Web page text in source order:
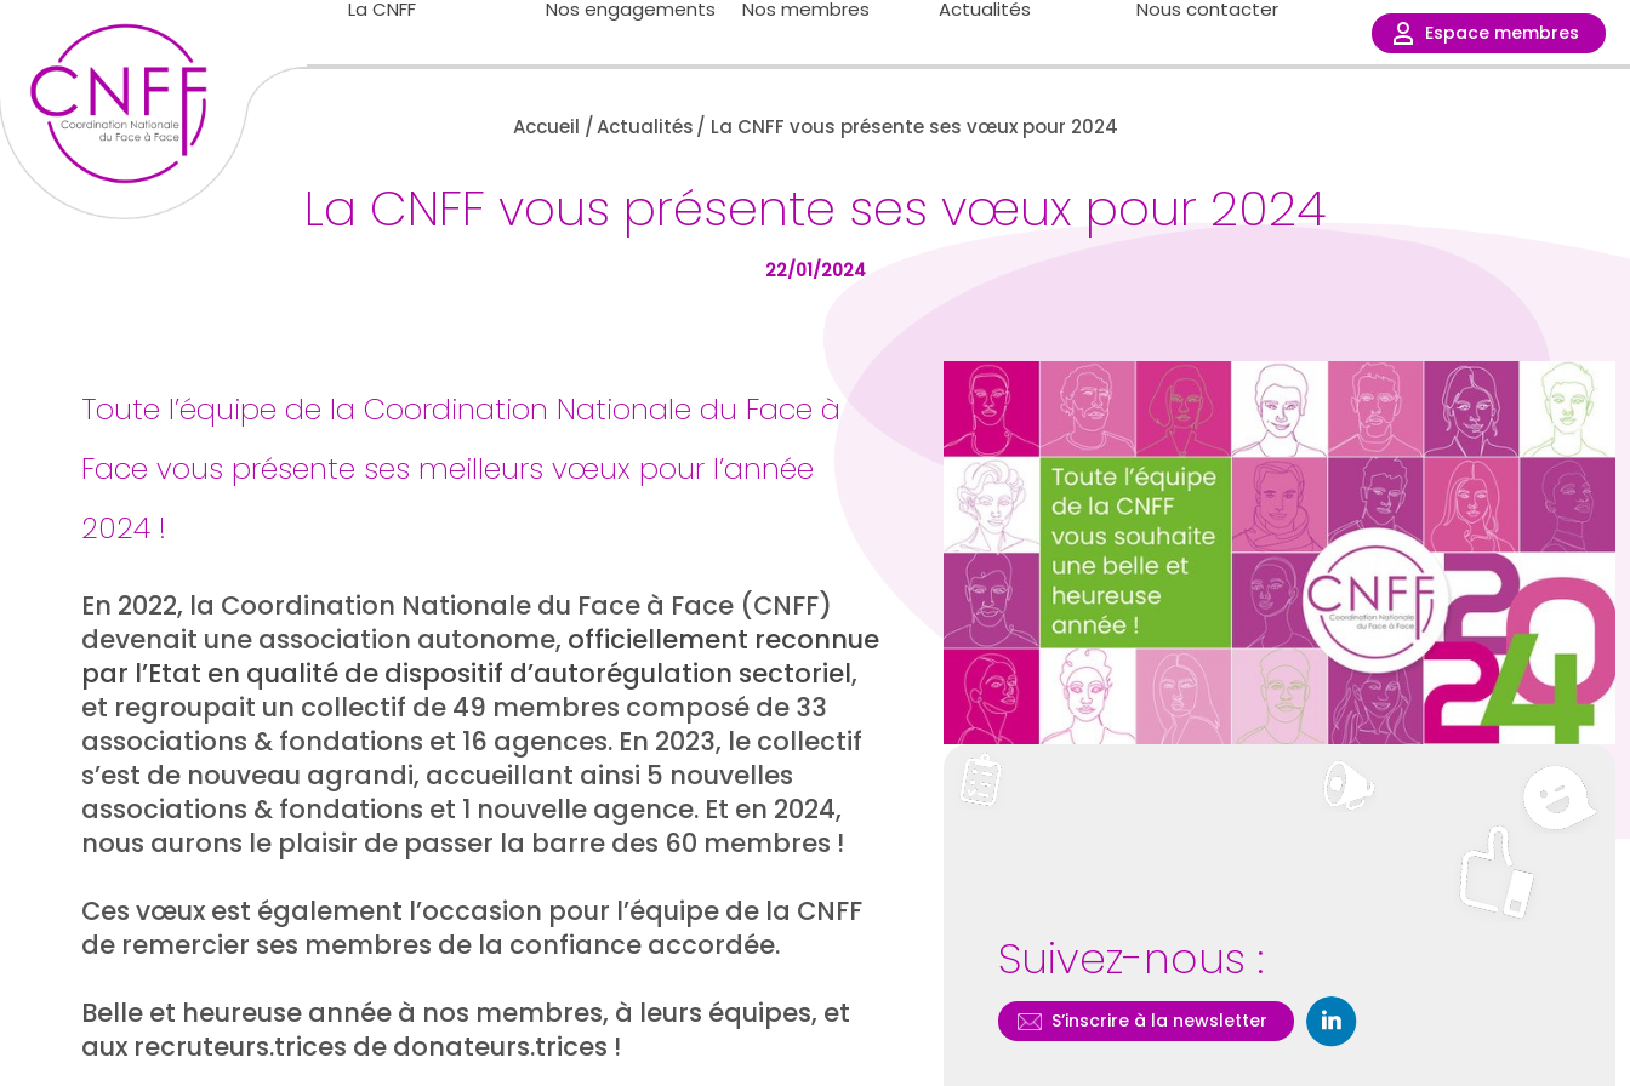
La CNFF Nos engagements Nos membres Actualités Nous contacter
Espace membres
Accueil /Actualités/ La CNFF vous présente ses vœux pour 2024
La CNFF vous présente ses vœux pour 2024
22/01/2024
Toute l’équipe de la Coordination Nationale du Face à
Face vous présente ses meilleurs vœux pour l’année
2024 !
En 2022, la Coordination Nationale du Face à Face (CNFF)
devenait une association autonome, officiellement reconnue
par l’Etat en qualité de dispositif d’autorégulation sectoriel,
et regroupait un collectif de 49 membres composé de 33
associations & fondations et 16 agences. En 2023, le collectif
s’est de nouveau agrandi, accueillant ainsi 5 nouvelles
associations & fondations et 1 nouvelle agence. Et en 2024,
nous aurons le plaisir de passer la barre des 60 membres !
Ces vœux est également l’occasion pour l’équipe de la CNFF
de remercier ses membres de la confiance accordée.
Belle et heureuse année à nos membres, à leurs équipes, et
aux recruteurs.trices de donateurs.trices !
Suivez-nous :
S’inscrire à la newsletter